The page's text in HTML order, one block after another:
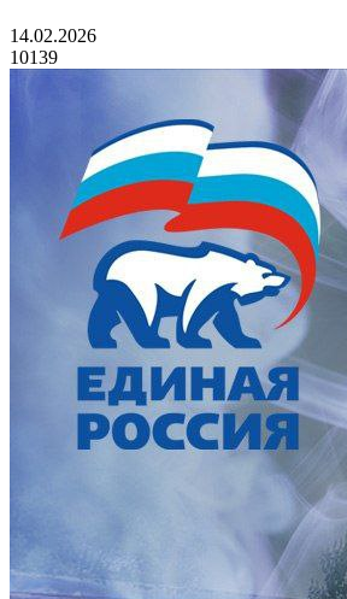
14.02.2026
10139